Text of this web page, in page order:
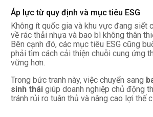
Áp lực từ quy định và mục tiêu ESG
Không ít quốc gia và khu vực đang siết
về rác thải nhựa và bao bì không thân
Bên cạnh đó, các mục tiêu ESG cũng
phải tìm cách cải thiện chuỗi cung ứng
vững hơn.
Trong bức tranh này, việc chuyển sang
sinh thái giúp doanh nghiệp chủ động
tránh rủi ro tuân thủ và nâng cao lợi thế